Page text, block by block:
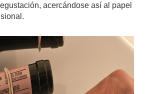
acercándose así al papel